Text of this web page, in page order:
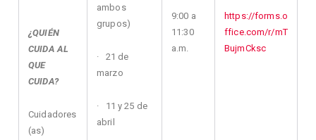
¿QUIÉN
CUIDA AL
QUE
CUIDA?
Cuidadores
(as)
ambos
grupos)
· 21 de
marzo
· 11 y 25 de
abril
9:00 a
11:30
a.m.
https://forms.o
ffice.com/r/mT
BujmCksc